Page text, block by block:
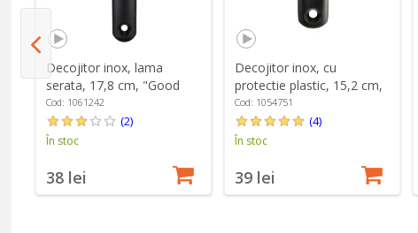
Decojitor inox, lama
serata, 17,8 cm, "Good
Grips" - OXO
Cod: 1061242
(2)
În stoc
38 lei
Decojitor inox, cu
protectie plastic, 15,2 cm,
"Good Grips" - OXO
Cod: 1054751
(4)
În stoc
39 lei